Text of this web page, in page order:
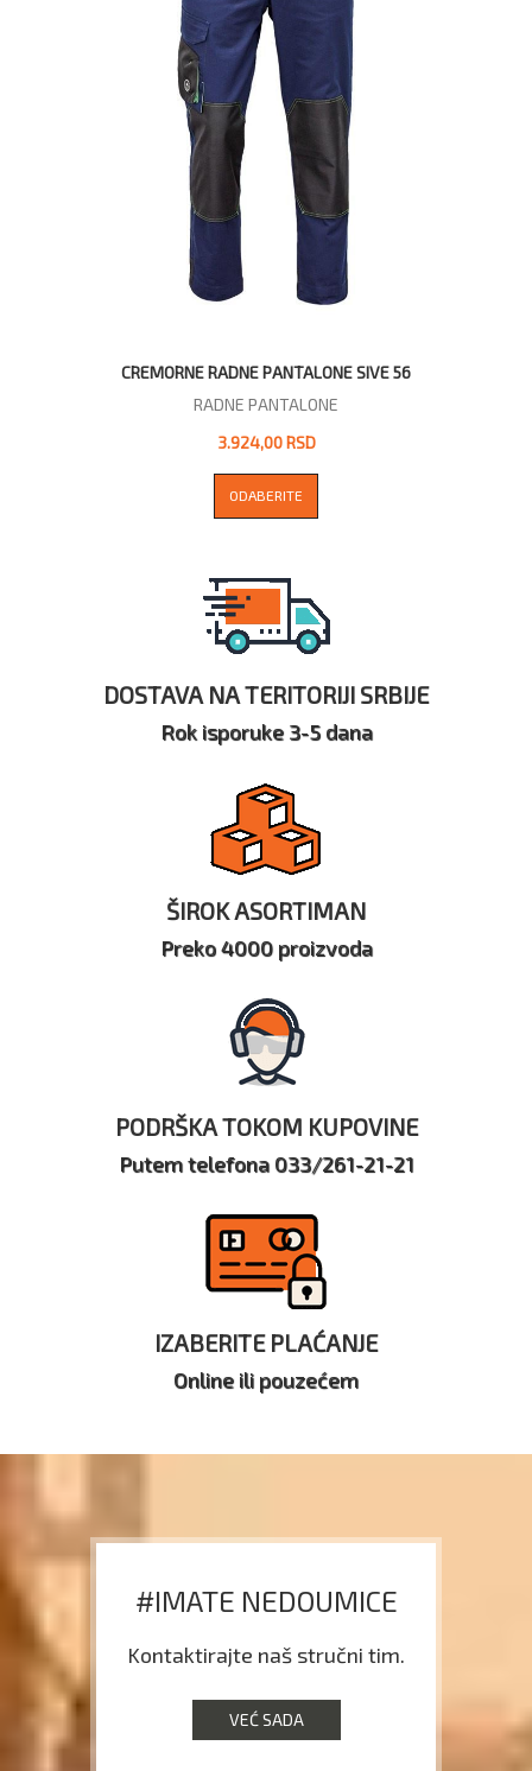
CREMORNE RADNE PANTALONE SIVE 56
RADNE PANTALONE
3.924,00 RSD
ODABERITE
DOSTAVA NA TERITORIJI SRBIJE
Rok isporuke 3-5 dana
ŠIROK ASORTIMAN
Preko 4000 proizvoda
PODRŠKA TOKOM KUPOVINE
Putem telefona 033/261-21-21
IZABERITE PLAĆANJE
Online ili pouzećem
#IMATE NEDOUMICE
Kontaktirajte naš stručni tim.
VEĆ SADA